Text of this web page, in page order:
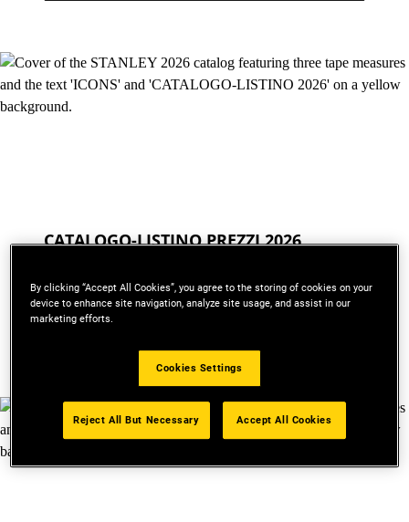
CATALOGO-LISTINO PREZZI 2026
By clicking “Accept All Cookies”, you agree to the storing of cookies on your
device to enhance site navigation, analyze site usage, and assist in our
marketing efforts.
Cookies Settings
Reject All But Necessary Accept All Cookies